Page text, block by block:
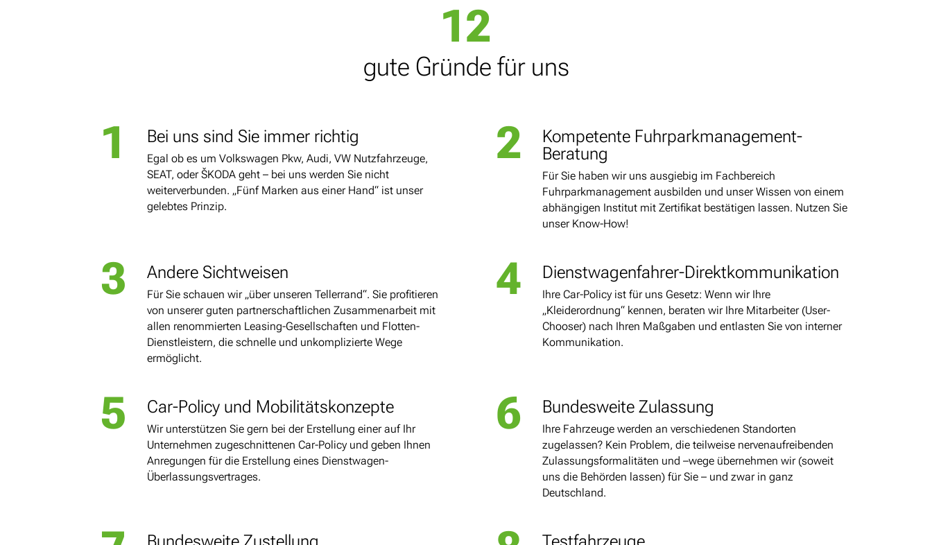
12
gute Gründe für uns
1 Bei uns sind Sie immer richtig
Egal ob es um Volkswagen Pkw, Audi, VW Nutzfahrzeuge,
SEAT, oder ŠKODA geht – bei uns werden Sie nicht
weiterverbunden. „Fünf Marken aus einer Hand“ ist unser
gelebtes Prinzip.
2
Kompetente Fuhrparkmanagement-
Beratung
Für Sie haben wir uns ausgiebig im Fachbereich
Fuhrparkmanagement ausbilden und unser Wissen von einem
abhängigen Institut mit Zertifikat bestätigen lassen. Nutzen Sie
unser Know-How!
3 Andere Sichtweisen
Für Sie schauen wir „über unseren Tellerrand“. Sie profitieren
von unserer guten partnerschaftlichen Zusammenarbeit mit
allen renommierten Leasing-Gesellschaften und Flotten-
Dienstleistern, die schnelle und unkomplizierte Wege
ermöglicht.
4 Dienstwagenfahrer-Direktkommunikation
Ihre Car-Policy ist für uns Gesetz: Wenn wir Ihre
„Kleiderordnung“ kennen, beraten wir Ihre Mitarbeiter (User-
Chooser) nach Ihren Maßgaben und entlasten Sie von interner
Kommunikation.
5 Car-Policy und Mobilitätskonzepte
Wir unterstützen Sie gern bei der Erstellung einer auf Ihr
Unternehmen zugeschnittenen Car-Policy und geben Ihnen
Anregungen für die Erstellung eines Dienstwagen-
Überlassungsvertrages.
6 Bundesweite Zulassung
Ihre Fahrzeuge werden an verschiedenen Standorten
zugelassen? Kein Problem, die teilweise nervenaufreibenden
Zulassungsformalitäten und –wege übernehmen wir (soweit
uns die Behörden lassen) für Sie – und zwar in ganz
Deutschland.